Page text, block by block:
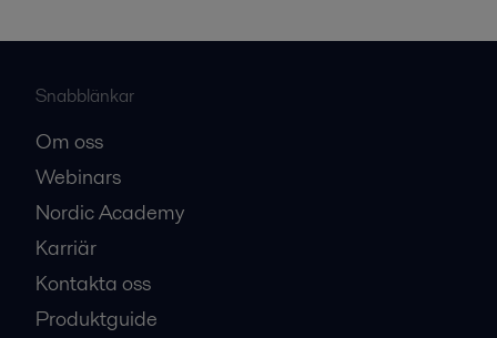
Snabblänkar
Om oss
Webinars
Nordic Academy
Karriär
Kontakta oss
Produktguide